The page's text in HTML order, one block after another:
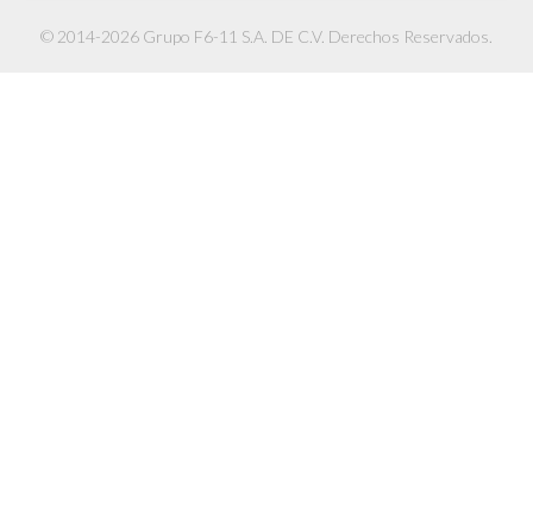
© 2014-2026 Grupo F6-11 S.A. DE C.V. Derechos Reservados.